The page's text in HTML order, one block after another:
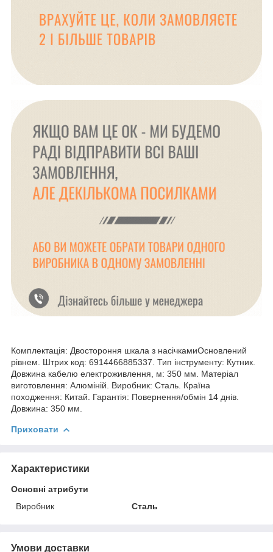
Комплектація: Двостороння шкала з насічкамиОсновлений
рівнем. Штрих код: 6914466885337. Тип інструменту: Кутник.
Довжина кабелю електроживлення, м: 350 мм. Матеріал
виготовлення: Алюміній. Виробник: Сталь. Країна
походження: Китай. Гарантія: Повернення/обмін 14 днів.
Довжина: 350 мм.
Приховати
Характеристики
Основні атрибути
Виробник
Сталь
Умови доставки